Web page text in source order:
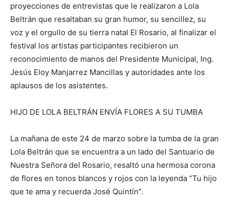
proyecciones de entrevistas que le realizaron a Lola
Beltrán que resaltaban su gran humor, su sencillez, su
voz y el orgullo de su tierra natal El Rosario, al finalizar el
festival los artistas participantes recibieron un
reconocimiento de manos del Presidente Municipal, Ing.
Jesús Eloy Manjarrez Mancillas y autoridades ante los
aplausos de los asistentes.
HIJO DE LOLA BELTRÁN ENVÍA FLORES A SU TUMBA
La mañana de este 24 de marzo sobre la tumba de la gran
Lola Beltrán que se encuentra a un lado del Santuario de
Nuestra Señora del Rosario, resaltó una hermosa corona
de flores en tonos blancos y rojos con la leyenda “Tu hijo
que te ama y recuerda José Quintín”.